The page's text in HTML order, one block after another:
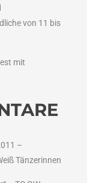
von 11 bis
mit
–
Tänzerinnen